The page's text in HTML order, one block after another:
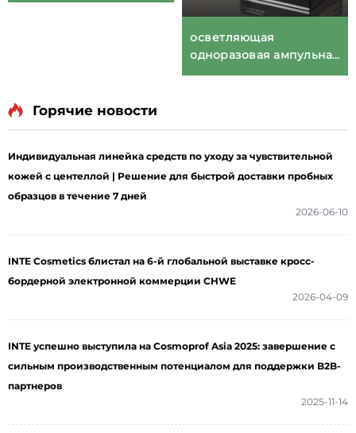
осветляющая
одноразовая ампульная
сыворотка 377
Горячие новости
Индивидуальная линейка средств по уходу за чувствительной
кожей с центеллой | Решение для быстрой доставки пробных
образцов в течение 7 дней
2026-06-10
INTE Cosmetics блистал на 6-й глобальной выставке кросс-
бордерной электронной коммерции CHWE
2026-04-09
INTE успешно выступила на Cosmoprof Asia 2025: завершение с
сильным производственным потенциалом для поддержки B2B-
партнеров
2025-11-14